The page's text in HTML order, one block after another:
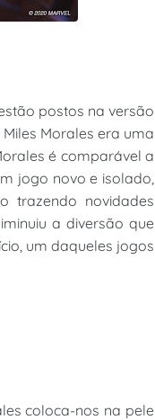
postos na versão
Morales era uma
é comparável a
jogo novo e isolado,
trazendo novidades
a diversão que
um daqueles jogos
coloca-nos na pele